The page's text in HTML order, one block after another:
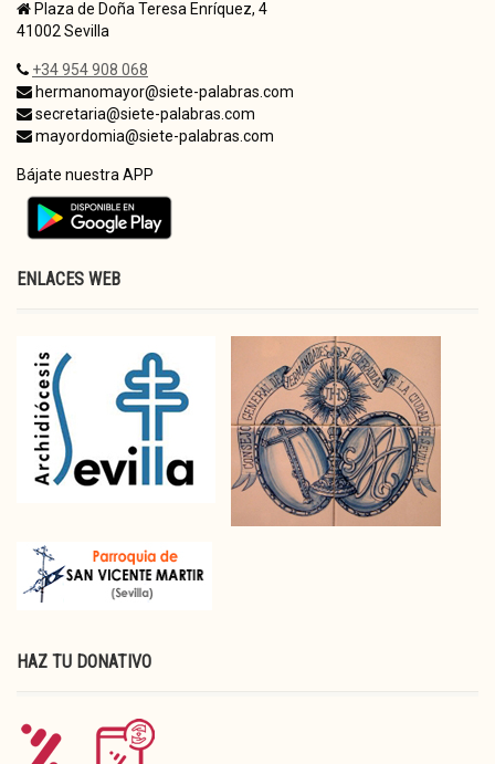
Plaza de Doña Teresa Enríquez, 4
41002 Sevilla
+34 954 908 068
hermanomayor@siete-palabras.com
secretaria@siete-palabras.com
mayordomia@siete-palabras.com
Bájate nuestra APP
ENLACES WEB
HAZ TU DONATIVO